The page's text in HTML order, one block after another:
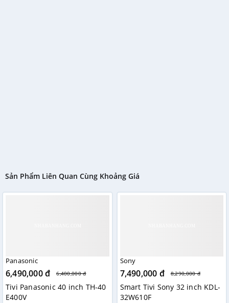
Sản Phẩm Liên Quan Cùng Khoảng Giá
Panasonic
6,490,000 đ 6,400,000 đ
Tivi Panasonic 40 inch TH-40
E400V
Sony
7,490,000 đ 8,290,000 đ
Smart Tivi Sony 32 inch KDL-
32W610F